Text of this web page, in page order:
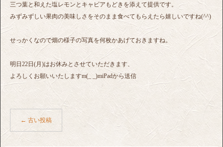
三つ葉と和えた塩レモンとキャビアもどきを添えて提供です。
みずみずしい果肉の美味しさをそのまま食べてもらえたら嬉しいですね(^^)
せっかくなので畑の様子の写真を何枚かあげておきますね。
明日22日(月)はお休みとさせていただきます、
よろしくお願いいたしますm(_ _)miPadから送信
← 古い投稿